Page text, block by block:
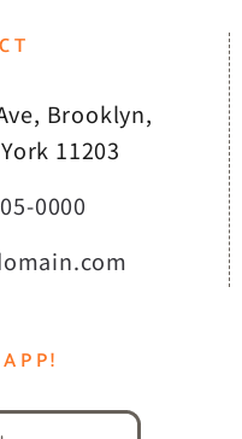
Brooklyn,
11203
0000